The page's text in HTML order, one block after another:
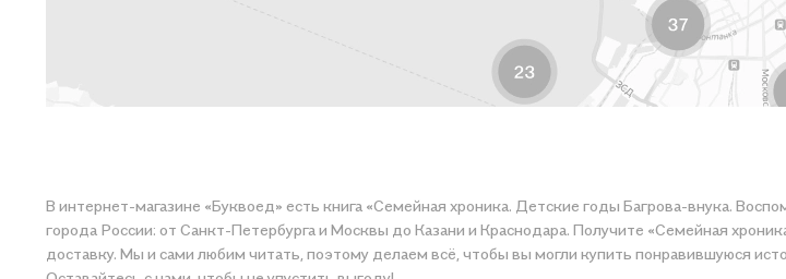
В интернет-магазине «Буквоед» есть книга «Семейная хроника. Детские годы Багрова-внука.
города России: от Санкт-Петербурга и Москвы до Казани и Краснодара. Получите «Семейная
доставку. Мы и сами любим читать, поэтому делаем всё, чтобы вы могли купить понравившуюся историю по приятной цене. Например, организуем конкурсы и проводим акции.